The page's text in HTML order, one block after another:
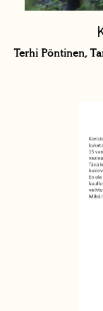
Terhi Pöntinen,